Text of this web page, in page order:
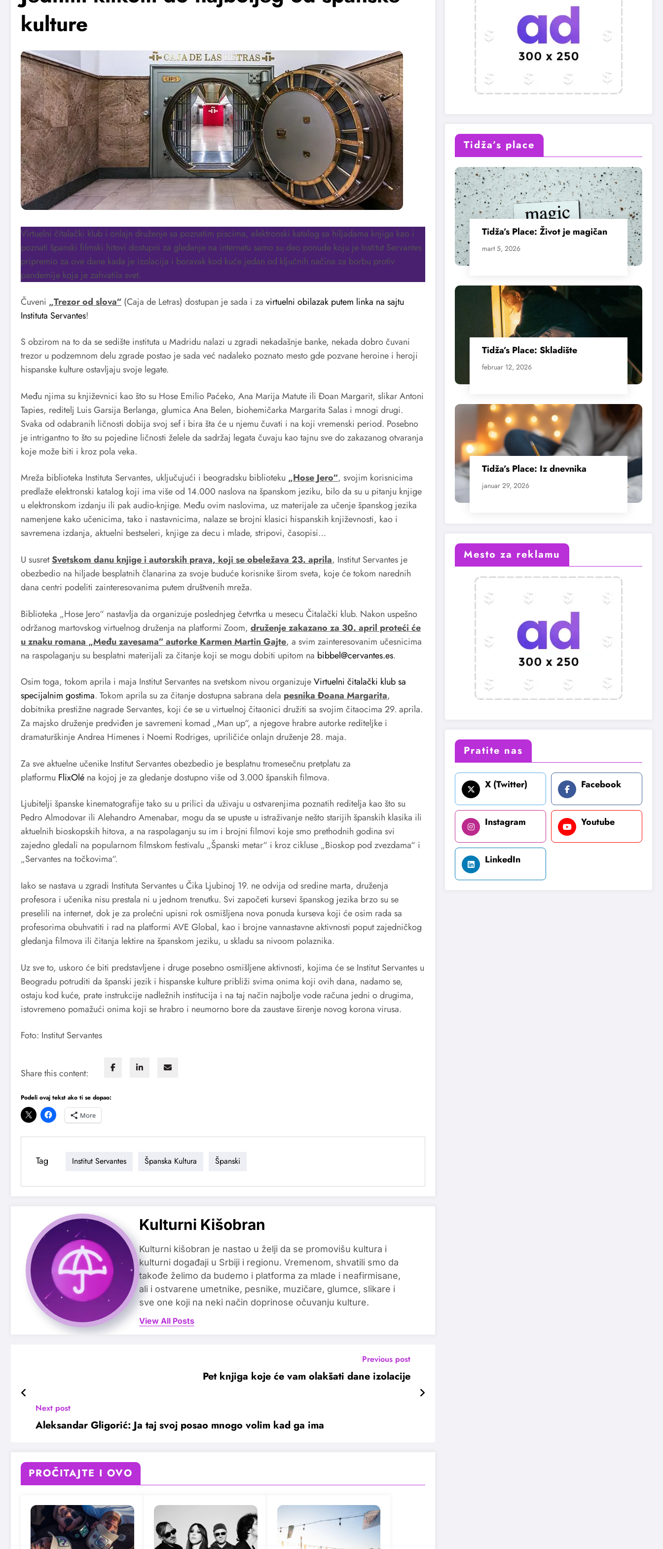
kulture
Virtuelni čitalački klub i onlajn druženje sa poznatim piscima, elektronski katalog sa hiljadama knjiga kao i
poznati španski filmski hitovi dostupni za gledanje na internetu samo su deo ponude koju je Institut Servantes
pripremio za ove dane kada je izolacija i boravak kod kuće jedan od ključnih načina za borbu protiv
pandemije koja je zahvatila svet.
Čuveni „Trezor od slova“ (Caja de Letras) dostupan je sada i za virtuelni obilazak putem linka na sajtu
Instituta Servantes!
S obzirom na to da se sedište instituta u Madridu nalazi u zgradi nekadašnje banke, nekada dobro čuvani
trezor u podzemnom delu zgrade postao je sada već nadaleko poznato mesto gde pozvane heroine i heroji
hispanske kulture ostavljaju svoje legate.
Među njima su književnici kao što su Hose Emilio Paćeko, Ana Marija Matute ili Đoan Margarit, slikar Antoni
Tapies, reditelj Luis Garsija Berlanga, glumica Ana Belen, biohemičarka Margarita Salas i mnogi drugi.
Svaka od odabranih ličnosti dobija svoj sef i bira šta će u njemu čuvati i na koji vremenski period. Posebno
je intrigantno to što su pojedine ličnosti želele da sadržaj legata čuvaju kao tajnu sve do zakazanog otvaranja
koje može biti i kroz pola veka.
Mreža biblioteka Instituta Servantes, uključujući i beogradsku biblioteku „Hose Jero“, svojim korisnicima
predlaže elektronski katalog koji ima više od 14.000 naslova na španskom jeziku, bilo da su u pitanju knjige
u elektronskom izdanju ili pak audio-knjige. Među ovim naslovima, uz materijale za učenje španskog jezika
namenjene kako učenicima, tako i nastavnicima, nalaze se brojni klasici hispanskih književnosti, kao i
savremena izdanja, aktuelni bestseleri, knjige za decu i mlade, stripovi, časopisi…
U susretSvetskom danu knjige i autorskih prava, koji se obeležava 23. aprila, Institut Servantes je
obezbedio na hiljade besplatnih članarina za svoje buduće korisnike širom sveta, koje će tokom narednih
dana centri podeliti zainteresovanima putem društvenih mreža.
Biblioteka „Hose Jero“ nastavlja da organizuje poslednjeg četvrtka u mesecu Čitalački klub. Nakon uspešno
održanog martovskog virtuelnog druženja na platformi Zoom, druženje zakazano za 30. april proteći će
u znaku romana „Među zavesama“ autorke Karmen Martin Gajte, a svim zainteresovanim učesnicima
na raspolaganju su besplatni materijali za čitanje koji se mogu dobiti upitom na bibbel@cervantes.es.
Osim toga, tokom aprila i maja Institut Servantes na svetskom nivou organizujeVirtuelni čitalački klub sa
specijalnim gostima. Tokom aprila su za čitanje dostupna sabrana dela pesnika Đoana Margarita,
dobitnika prestižne nagrade Servantes, koji će se u virtuelnoj čitaonici družiti sa svojim čitaocima 29. aprila.
Za majsko druženje predviđen je savremeni komad „Man up“, a njegove hrabre autorke rediteljke i
dramaturškinje Andrea Himenes i Noemi Rodriges, upriličiće onlajn druženje 28. maja.
Za sve aktuelne učenike Institut Servantes obezbedio je besplatnu tromesečnu pretplatu za
platformu FlixOlé na kojoj je za gledanje dostupno više od 3.000 španskih filmova.
Ljubitelji španske kinematografije tako su u prilici da uživaju u ostvarenjima poznatih reditelja kao što su
Pedro Almodovar ili Alehandro Amenabar, mogu da se upuste u istraživanje nešto starijih španskih klasika ili
aktuelnih bioskopskih hitova, a na raspolaganju su im i brojni filmovi koje smo prethodnih godina svi
zajedno gledali na popularnom filmskom festivalu „Španski metar“ i kroz cikluse „Bioskop pod zvezdama“ i
„Servantes na točkovima“.
Iako se nastava u zgradi Instituta Servantes u Čika Ljubinoj 19. ne odvija od sredine marta, druženja
profesora i učenika nisu prestala ni u jednom trenutku. Svi započeti kursevi španskog jezika brzo su se
preselili na internet, dok je za prolećni upisni rok osmišljena nova ponuda kurseva koji će osim rada sa
profesorima obuhvatiti i rad na platformi AVE Global, kao i brojne vannastavne aktivnosti poput zajedničkog
gledanja filmova ili čitanja lektire na španskom jeziku, u skladu sa nivoom polaznika.
Uz sve to, uskoro će biti predstavljene i druge posebno osmišljene aktivnosti, kojima će se Institut Servantes u
Beogradu potruditi da španski jezik i hispanske kulture približi svima onima koji ovih dana, nadamo se,
ostaju kod kuće, prate instrukcije nadležnih institucija i na taj način najbolje vode računa jedni o drugima,
istovremeno pomažući onima koji se hrabro i neumorno bore da zaustave širenje novog korona virusa.
Foto: Institut Servantes
Share this content:
Podeli ovaj tekst ako ti se dopao:
More
Tag Institut Servantes Španska Kultura Španski
Kulturni Kišobran
Kulturni kišobran je nastao u želji da se promovišu kultura i
kulturni događaji u Srbiji i regionu. Vremenom, shvatili smo da
takođe želimo da budemo i platforma za mlade i neafirmisane,
ali i ostvarene umetnike, pesnike, muzičare, glumce, slikare i
sve one koji na neki način doprinose očuvanju kulture.
View All Posts
Previous post
Pet knjiga koje će vam olakšati dane izolacije
Next post
Aleksandar Gligorić: Ja taj svoj posao mnogo volim kad ga ima
PROČITAJTE I OVO
Tidža’s place
Tidža’s Place: Život je magičan
mart 5, 2026
Tidža’s Place: Skladište
februar 12, 2026
Tidža’s Place: Iz dnevnika
januar 29, 2026
Mesto za reklamu
Pratite nas
X (Twitter) Facebook
Instagram Youtube
LinkedIn